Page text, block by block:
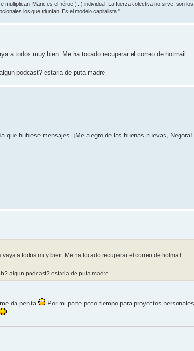
multiplican. Mario es el héroe (...) individual. La fuerza colectiva no sirve, son los
los que triunfan. Es el modelo capitalista."
a todos muy bien. Me ha tocado recuperar el correo de hotmail
podcast? estaria de puta madre
que hubiese mensajes. ¡Me alegro de las buenas nuevas, Negora!
a todos muy bien. Me ha tocado recuperar el correo de hotmail
algun podcast? estaria de puta madre
da penita
Por mi parte poco tiempo para proyectos personales